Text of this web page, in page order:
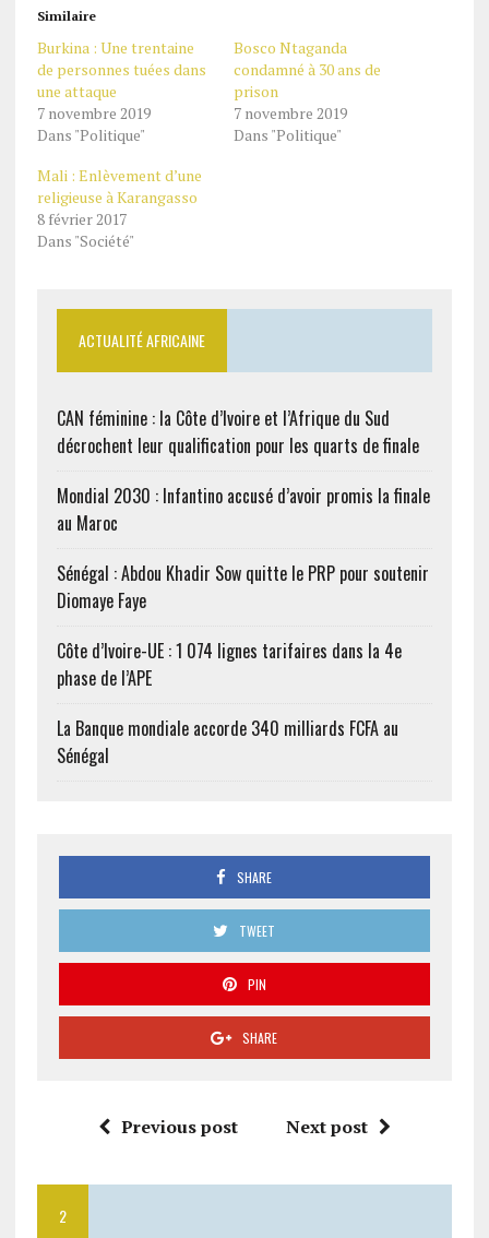
Similaire
Burkina : Une trentaine
de personnes tuées dans
une attaque
7 novembre 2019
Dans "Politique"
Bosco Ntaganda
condamné à 30 ans de
prison
7 novembre 2019
Dans "Politique"
Mali : Enlèvement d’une
religieuse à Karangasso
8 février 2017
Dans "Société"
ACTUALITÉ AFRICAINE
CAN féminine : la Côte d’Ivoire et l’Afrique du Sud
décrochent leur qualification pour les quarts de finale
Mondial 2030 : Infantino accusé d’avoir promis la finale
au Maroc
Sénégal : Abdou Khadir Sow quitte le PRP pour soutenir
Diomaye Faye
Côte d’Ivoire-UE : 1 074 lignes tarifaires dans la 4e
phase de l’APE
La Banque mondiale accorde 340 milliards FCFA au
Sénégal
SHARE
TWEET
PIN
SHARE
Previous post Next post
2